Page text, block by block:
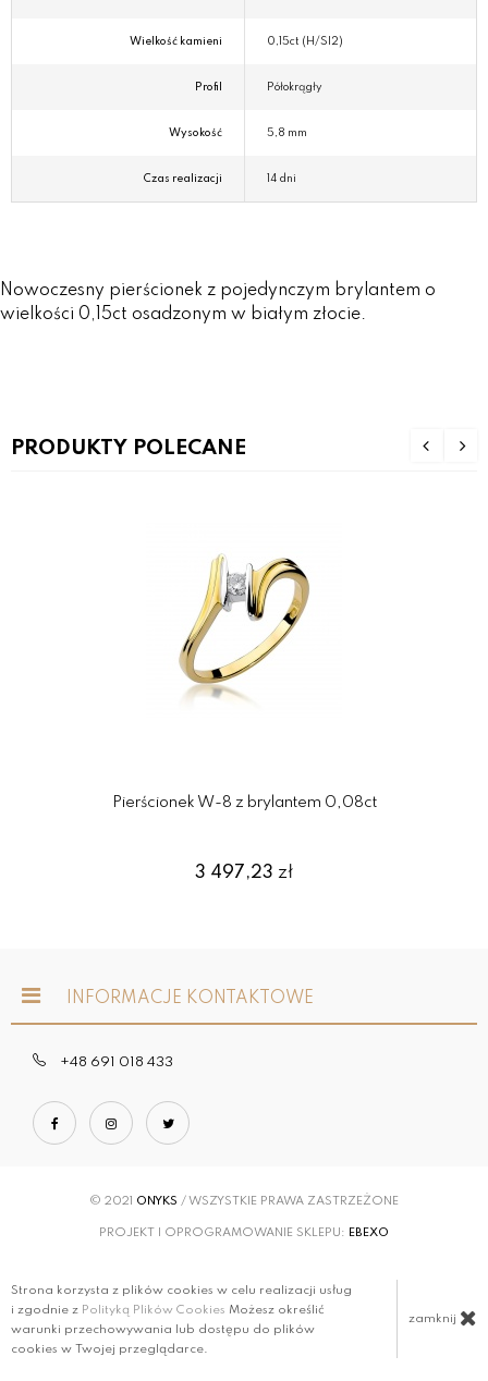
Wielkość kamieni 0,15ct (H/SI2)
Profil Półokrągły
Wysokość 5,8 mm
Czas realizacji 14 dni
Nowoczesny pierścionek z pojedynczym brylantem o
wielkości 0,15ct osadzonym w białym złocie.
PRODUKTY POLECANE
Pierścionek W-8 z brylantem 0,08ct
3 497,23 zł
INFORMACJE KONTAKTOWE
+48 691 018 433
© 2021 ONYKS / WSZYSTKIE PRAWA ZASTRZEŻONE
PROJEKT I OPROGRAMOWANIE SKLEPU: EBEXO
Strona korzysta z plików cookies w celu realizacji usług
i zgodnie z Polityką Plików Cookies Możesz określić
warunki przechowywania lub dostępu do plików
cookies w Twojej przeglądarce.
zamknij